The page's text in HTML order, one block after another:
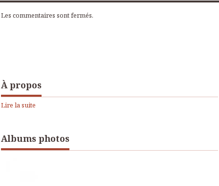
Les commentaires sont fermés.
À propos
Lire la suite
Albums photos